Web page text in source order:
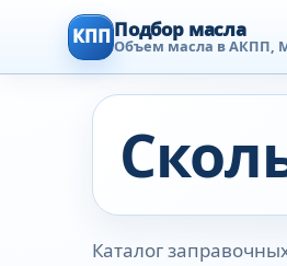
КПП Подбор масла
Объем масла в АКПП,
Каталог